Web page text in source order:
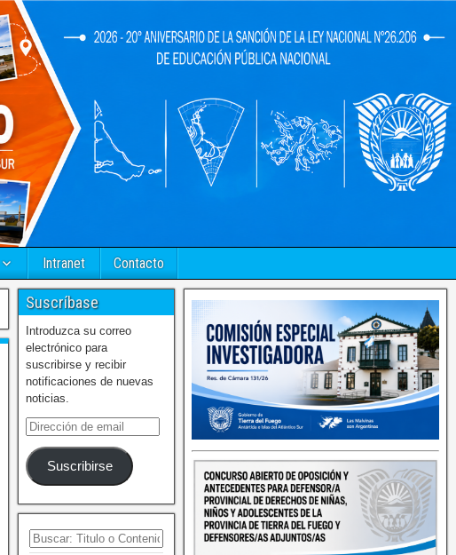
Intranet Contacto
Suscríbase
Introduzca su correo
electrónico para
suscribirse y recibir
notificaciones de nuevas
noticias.
Suscribirse